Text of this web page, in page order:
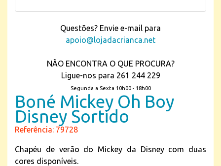
Questões? Envie e-mail para
apoio@lojadacrianca.net
NÃO ENCONTRA O QUE PROCURA?
Ligue-nos para 261 244 229
Segunda a Sexta 10h00 - 18h00
Boné Mickey Oh Boy
Disney Sortido
Referência: 79728
Chapéu de verão do Mickey da Disney com duas
cores disponíveis.